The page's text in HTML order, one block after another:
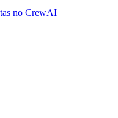
no CrewAI